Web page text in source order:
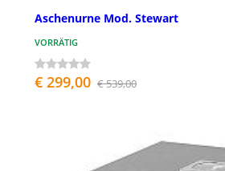
Aschenurne Mod. Stewart
VORRÄTIG
€ 299,00 € 539,00